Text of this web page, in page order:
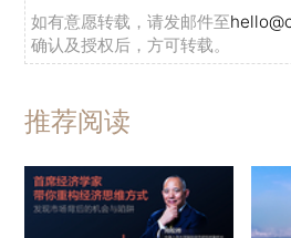
如有意愿转载，请发邮件至
确认及授权后，方可转载。
推荐阅读